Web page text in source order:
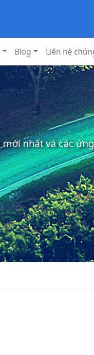
Blog Liên hệ
nhất và các ứng